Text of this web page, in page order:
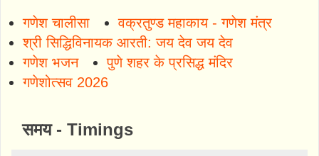
गणेश चालीसा
वक्रतुण्ड महाकाय - गणेश मंत्र
श्री सिद्धिविनायक आरती: जय देव जय देव
गणेश भजन
पुणे शहर के प्रसिद्ध मंदिर
गणेशोत्सव 2026
समय - Timings